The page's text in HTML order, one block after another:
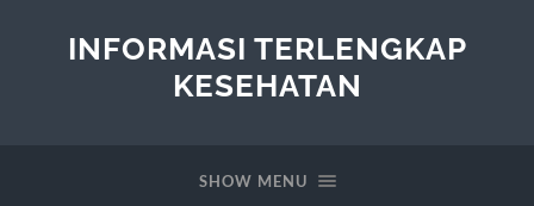
INFORMASI TERLENGKAP
KESEHATAN
SHOW MENU